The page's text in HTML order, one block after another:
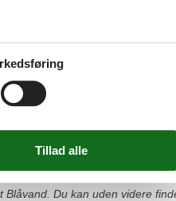
pool. Du finder nemt finde
Du kan uden videre